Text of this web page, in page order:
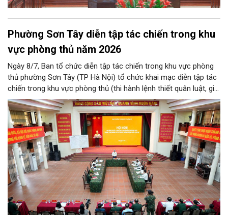
Phường Sơn Tây diễn tập tác chiến trong khu
vực phòng thủ năm 2026
Ngày 8/7, Ban tổ chức diễn tập tác chiến trong khu vực phòng
thủ phường Sơn Tây (TP Hà Nội) tổ chức khai mạc diễn tập tác
chiến trong khu vực phòng thủ (thi hành lệnh thiết quân luật, giới
nghiêm) năm 2026.